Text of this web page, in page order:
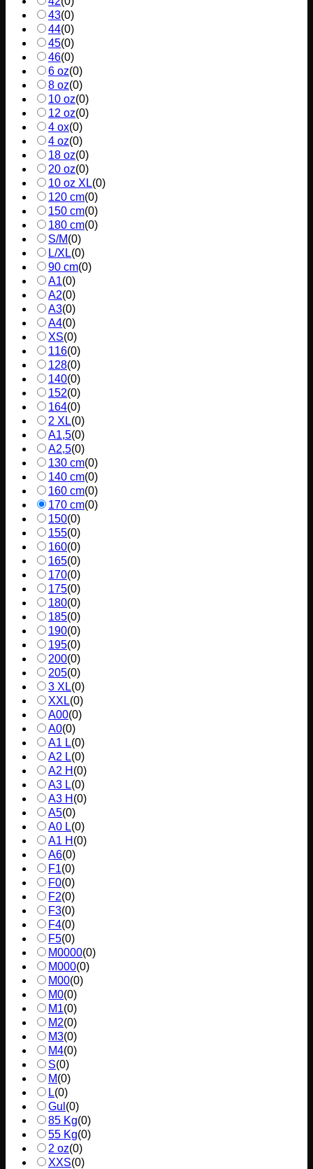
43(0)
44(0)
45(0)
46(0)
6 oz(0)
8 oz(0)
10 oz(0)
12 oz(0)
4 ox(0)
4 oz(0)
18 oz(0)
20 oz(0)
10 oz XL(0)
120 cm(0)
150 cm(0)
180 cm(0)
S/M(0)
L/XL(0)
90 cm(0)
A1(0)
A2(0)
A3(0)
A4(0)
XS(0)
116(0)
128(0)
140(0)
152(0)
164(0)
2 XL(0)
A1,5(0)
A2,5(0)
130 cm(0)
140 cm(0)
160 cm(0)
170 cm(0)
150(0)
155(0)
160(0)
165(0)
170(0)
175(0)
180(0)
185(0)
190(0)
195(0)
200(0)
205(0)
3 XL(0)
XXL(0)
A00(0)
A0(0)
A1 L(0)
A2 L(0)
A2 H (0)
A3 L(0)
A3 H (0)
A5(0)
A0 L(0)
A1 H (0)
A6(0)
F1(0)
F0(0)
F2(0)
F3(0)
F4(0)
F5(0)
M0000(0)
M000(0)
M00(0)
M0(0)
M1(0)
M2(0)
M3(0)
M4(0)
S(0)
M(0)
L(0)
Gul (0)
85 Kg(0)
55 Kg(0)
2 oz(0)
XXS(0)